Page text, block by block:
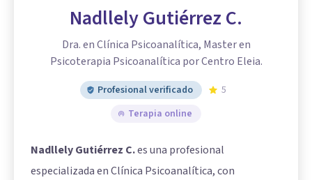
Nadllely Gutiérrez C.
Dra. en Clínica Psicoanalítica, Master en
Psicoterapia Psicoanalítica por Centro Eleia.
Profesional verificado
5
Terapia online
Nadllely Gutiérrez C.es una profesional
especializada en Clínica Psicoanalítica, con